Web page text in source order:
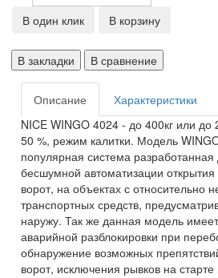
В один клик В корзину
В закладки В сравнение
Описание
Характеристики
NICE WINGO 4024 - до 400кг или до
50 %, режим калитки. Модель
популярная система
бесшумной автоматизации
ворот, на объектах с относительно
транспортных средств,
наружу. Так же данная модель
аварийной разблокировки при
обнаружение возможных
ворот, исключения рывков на старте